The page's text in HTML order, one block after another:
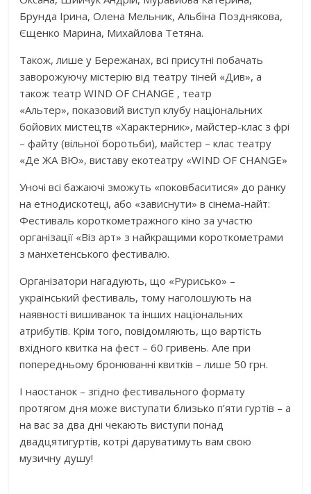
Брунда Ірина, Олена Мельник, Альбіна Позднякова,
Єщенко Марина, Михайлова Тетяна.
Також, лише у Бережанах, всі присутні побачать
заворожуючу містерію від театру тіней «Див», а
також театр WIND OF CHANGE , театр
«Альтер», показовий виступ клубу національних
бойових мистецтв «Характерник», майстер-клас з фрі
– файту (вільної боротьби), майстер – клас театру
«Де ЖА ВЮ», виставу екотеатру «WIND OF CHANGE»
Уночі всі бажаючі зможуть «поковбаситися» до ранку
на етнодискотеці, або «зависнути» в сінема-найт:
Фестиваль короткометражного кіно за участю
організації «Віз арт» з найкращими короткометрами
з манхетенського фестивалю.
Організатори нагадують, що «Рурисько» –
український фестиваль, тому наголошують на
наявності вишиванок та інших національних
атрибутів. Крім того, повідомляють, що вартість
вхідного квитка на фест – 60 гривень. Але при
попередньому бронюванні квитків – лише 50 грн.
І наостанок – згідно фестивального формату
протягом дня може виступати близько п’яти гуртів – а
на вас за два дні чекають виступи понад
двадцятигуртів, котрі даруватимуть вам свою
музичну душу!